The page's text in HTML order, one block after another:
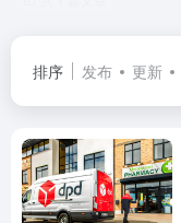
排序 发布 更新